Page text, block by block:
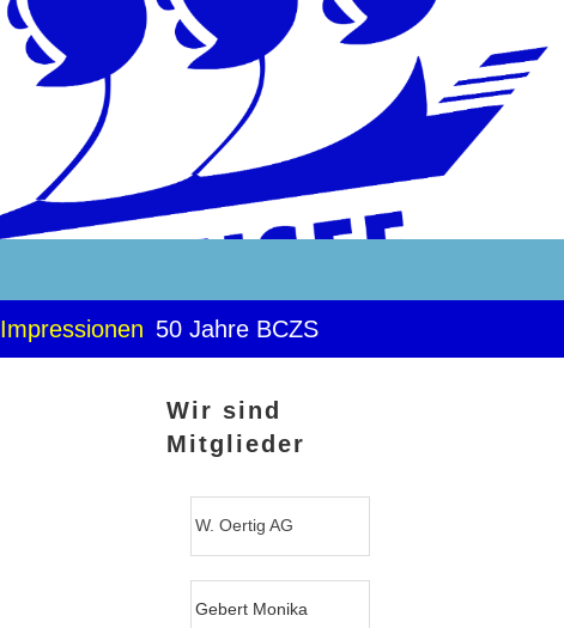
Impressionen 50 Jahre BCZS
Wir sind
Mitglieder
W. Oertig AG
Gebert Monika